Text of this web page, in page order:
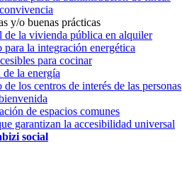
y/o buenas prácticas
de la vivienda pública en alquiler
para la integración energética
para cocinar
la energía
los centros de interés de las personas
de espacios comunes
garantizan la accesibilidad universal
social